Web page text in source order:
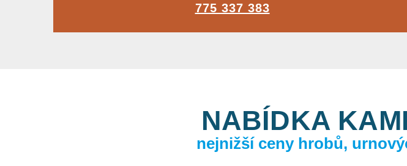
775 337 383
NABÍDKA
nejnižší ceny hrobů,